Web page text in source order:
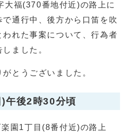
大福(370番地付近)の路上に
通行中、後方から口笛を吹
われた事案について、行為者
ました。
とうございました。
午後2時30分頃
園1丁目(8番付近)の路上